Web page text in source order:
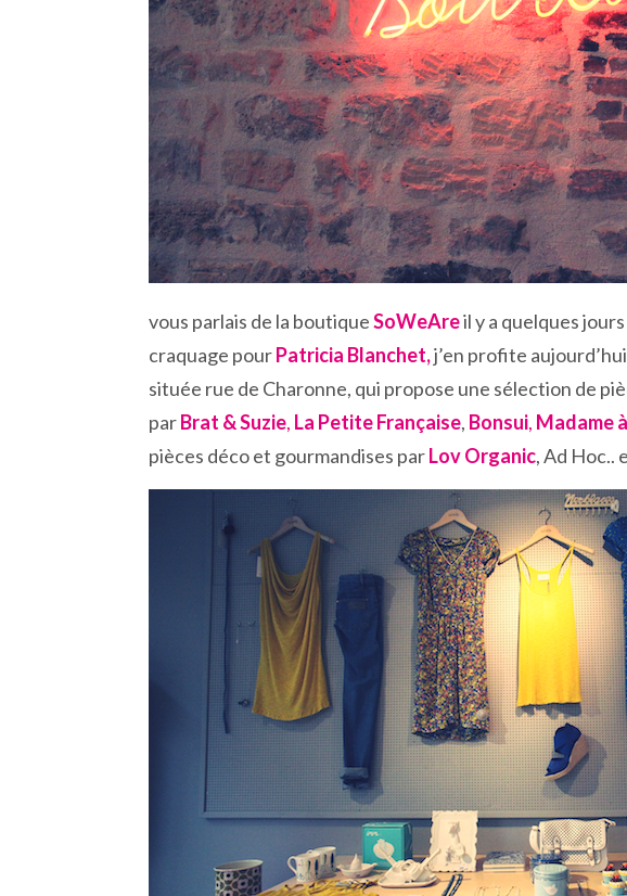
vous parlais de la boutiqueSoWeAreil y a quelques
craquage pourPatricia Blanchet,j’en profite
située rue de Charonne, qui propose une sélection de
parBrat & Suzie, La Petite Française, Bonsui, Madame
pièces déco et gourmandises parLov Organic, Ad Hoc..